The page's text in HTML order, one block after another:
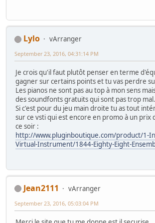
Lylo
vArranger
September 23, 2016, 04:31:14 PM
Je crois qu'il faut plutôt penser en terme
gagner sur certains points et tu vas perdre
Les pianos ne sont pas au top à mon sens
des soundfonts gratuits qui sont pas trop mal.
Si c'est pour du jeu main droite tu as tout
sur ce vsti qui est encore en promo à un prix
ce soir :
http://www.pluginboutique.com/product/1-
Virtual-Instrument/1844-Eighty-Eight-
Jean2111
vArranger
September 23, 2016, 05:03:04 PM